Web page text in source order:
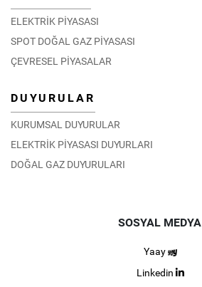
ELEKTRİK PİYASASI
SPOT DOĞAL GAZ PİYASASI
ÇEVRESEL PİYASALAR
DUYURULAR
KURUMSAL DUYURULAR
ELEKTRİK PİYASASI DUYURLARI
DOĞAL GAZ DUYURULARI
SOSYAL MEDYA
Yaay
Linkedin